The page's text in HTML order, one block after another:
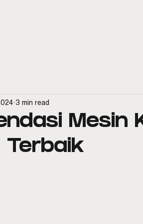
Mesin
Terbaik
3 min read